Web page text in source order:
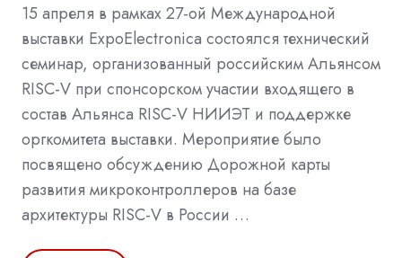
15 апреля в рамках 27-ой Международной
выставки ExpoElectronica состоялся технический
семинар, организованный российским Альянсом
RISC-V при спонсорском участии входящего в
состав Альянса RISC-V НИИЭТ и поддержке
оргкомитета выставки. Мероприятие было
посвящено обсуждению Дорожной карты
развития микроконтроллеров на базе
архитектуры RISC-V в России …